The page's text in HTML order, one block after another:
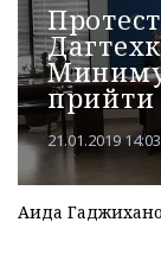
прийти
21.01.2019 14:03
Аида